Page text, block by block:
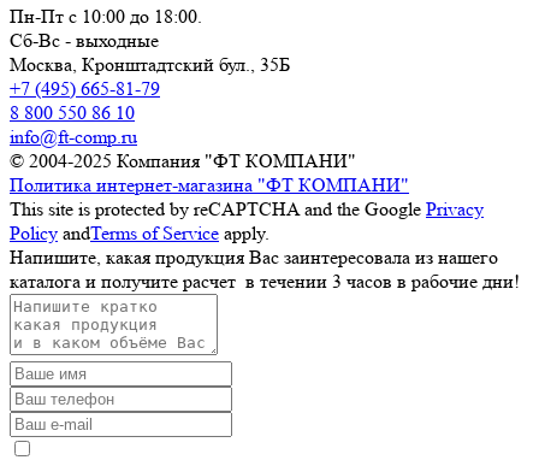
Пн-Пт с 10:00 до 18:00.
Сб-Вс - выходные
Москва, Кронштадтский бул., 35Б
+7 (495) 665-81-79
8 800 550 86 10
info@ft-comp.ru
© 2004-2025 Компания "ФТ КОМПАНИ"
Политика интернет-магазина "ФТ КОМПАНИ"
This site is protected by reCAPTCHA and the Google Privacy
Policy andTerms of Service apply.
Напишите, какая продукция Вас заинтересовала из нашего
каталога и получите расчет в течении 3 часов в рабочие дни!